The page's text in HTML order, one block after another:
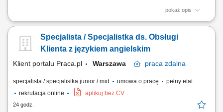
pokaż opis
Opis stanowiska: aktywne pozyskiwanie nowych klientów oraz
doboru rozwiązań technicznych dopasowanych do potrzeb klienta,
prezentowanie oferty produktowej oraz prowadzenie spotkań
Specjalista / Specjalistka ds. Obsługi
Klienta z językiem angielskim
Klient portalu Praca.pl Warszawa praca zdalna
specjalista / specjalistka junior / mid umowa o pracę
pełny etat
rekrutacja online
aplikuj bez CV
24 godz.